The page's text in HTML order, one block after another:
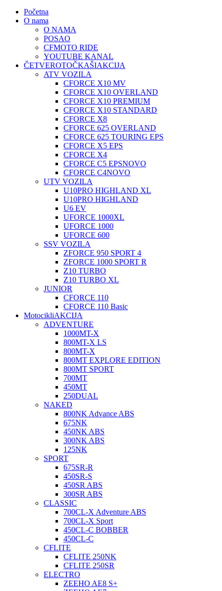
Početna
O nama
O NAMA
POSAO
CFMOTO RIDE
YOUTUBE KANAL
ČETVEROTOČKAŠIAKCIJA
ATV VOZILA
CFORCE X10 MV
CFORCE X10 OVERLAND
CFORCE X10 PREMIUM
CFORCE X10 STANDARD
CFORCE X8
CFORCE 625 OVERLAND
CFORCE 625 TOURING EPS
CFORCE X5 EPS
CFORCE X4
CFORCE C5 EPSNOVO
CFORCE C4NOVO
UTV VOZILA
U10PRO HIGHLAND XL
U10PRO HIGHLAND
U6 EV
UFORCE 1000XL
UFORCE 1000
UFORCE 600
SSV VOZILA
ZFORCE 950 SPORT 4
ZFORCE 1000 SPORT R
Z10 TURBO
Z10 TURBO XL
JUNIOR
CFORCE 110
CFORCE 110 Basic
MotocikliAKCIJA
ADVENTURE
1000MT-X
800MT-X LS
800MT-X
800MT EXPLORE EDITION
800MT SPORT
700MT
450MT
250DUAL
NAKED
800NK Advance ABS
675NK
450NK ABS
300NK ABS
125NK
SPORT
675SR-R
450SR-S
450SR ABS
300SR ABS
CLASSIC
700CL-X Adventure ABS
700CL-X Sport
450CL-C BOBBER
450CL-C
CFLITE
CFLITE 250NK
CFLITE 250SR
ELECTRO
ZEEHO AE8 S+